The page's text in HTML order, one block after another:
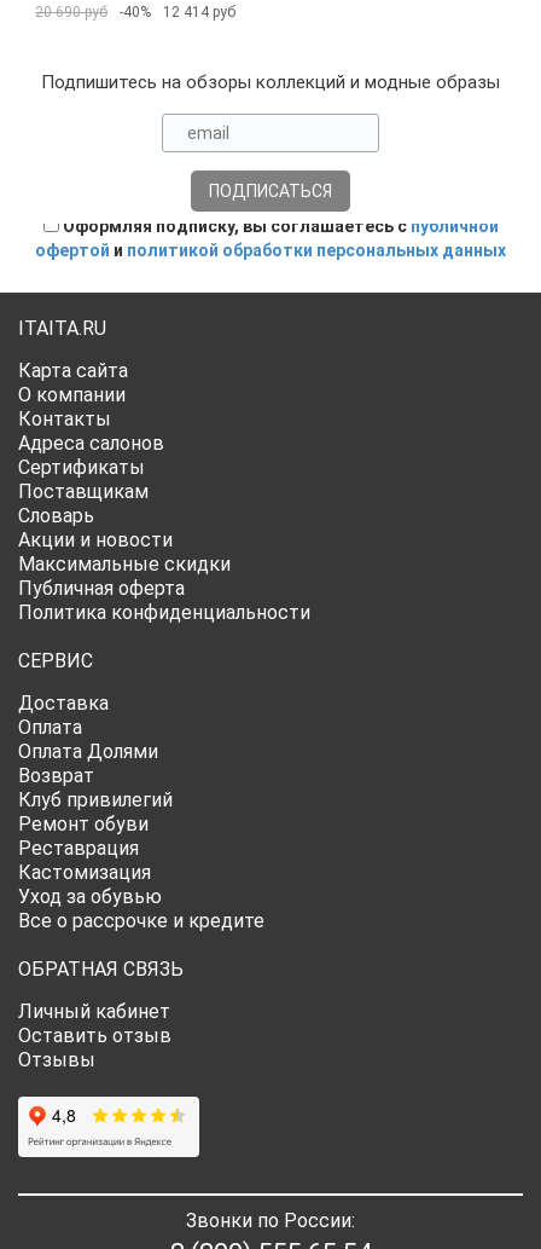
20 690 руб
-40% 12 414 руб
Подпишитесь на обзоры коллекций и модные образы
Оформляя подписку, вы соглашаетесь с публичной
офертой и политикой обработки персональных данных
ITAITA.RU
Карта сайта
О компании
Контакты
Адреса салонов
Сертификаты
Поставщикам
Словарь
Акции и новости
Максимальные скидки
Публичная оферта
Политика конфиденциальности
СЕРВИС
Доставка
Оплата
Оплата Долями
Возврат
Клуб привилегий
Ремонт обуви
Реставрация
Кастомизация
Уход за обувью
Все о рассрочке и кредите
ОБРАТНАЯ СВЯЗЬ
Личный кабинет
Оставить отзыв
Отзывы
Звонки по России: